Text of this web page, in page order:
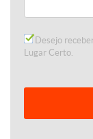
Desejo
Lugar Certo.